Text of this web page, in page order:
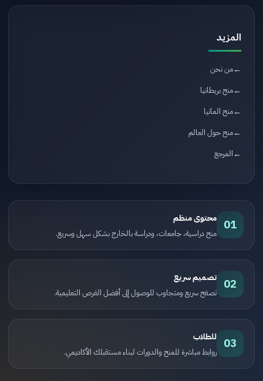
المزيد
من نحن
منح بريطانيا
منح المانيا
منح حول العالم
المرجع
01 محتوى منظم
منح دراسية، جامعات، ودراسة بالخارج بشكل سهل وسريع.
02 تصميم سريع
تصفح سريع ومتجاوب للوصول إلى أفضل الفرص التعليمية.
03 للطلاب
روابط مباشرة للمنح والدورات لبناء مستقبلك الأكاديمي.